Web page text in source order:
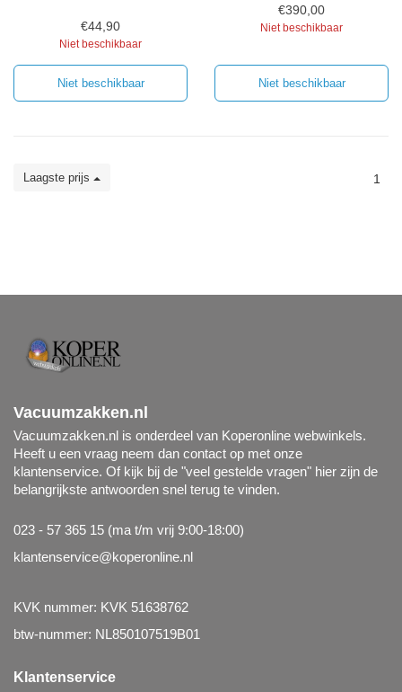
€44,90
Niet beschikbaar
Niet beschikbaar
€390,00
Niet beschikbaar
Niet beschikbaar
Laagste prijs 1
Vacuumzakken.nl
Vacuumzakken.nl is onderdeel van Koperonline webwinkels.
Heeft u een vraag neem dan contact op met onze
klantenservice. Of kijk bij de "veel gestelde vragen" hier zijn de
belangrijkste antwoorden snel terug te vinden.
023 - 57 365 15 (ma t/m vrij 9:00-18:00)
klantenservice@koperonline.nl
KVK nummer: KVK 51638762
btw-nummer: NL850107519B01
Klantenservice